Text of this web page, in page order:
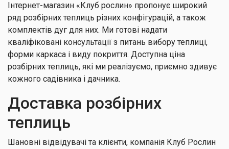
Інтернет-магазин «Клуб рослин» пропонує широкий
ряд розбірних теплиць різних конфігурацій, а також
комплектів дуг для них. Ми готові надати
кваліфіковані консультації з питань вибору теплиці,
форми каркаса і виду покриття. Доступна ціна
розбірних теплиць, які ми реалізуємо, приємно здивує
кожного садівника і дачника.
Доставка розбірних
теплиць
Шановні відвідувачі та клієнти, компанія Клуб Рослин